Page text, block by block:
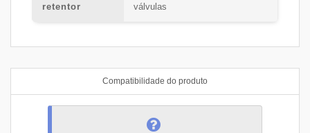
retentor
válvulas
Compatibilidade do produto